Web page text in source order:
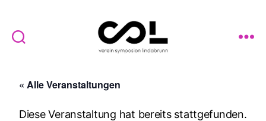
« Alle Veranstaltungen
Diese Veranstaltung hat bereits stattgefunden.